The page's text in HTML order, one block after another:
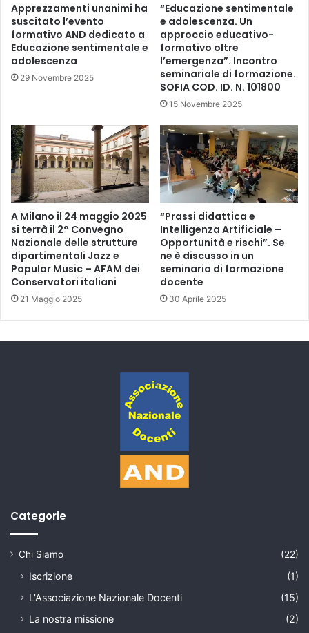
Apprezzamenti unanimi ha
suscitato l’evento
formativo AND dedicato a
Educazione sentimentale e
adolescenza
29 Novembre 2025
“Educazione sentimentale
e adolescenza. Un
approccio educativo-
formativo oltre
l’emergenza”. Incontro
seminariale di formazione.
SOFIA COD. ID. N. 101800
15 Novembre 2025
A Milano il 24 maggio 2025
si terrà il 2° Convegno
Nazionale delle strutture
dipartimentali Jazz e
Popular Music – AFAM dei
Conservatori italiani
21 Maggio 2025
“Prassi didattica e
Intelligenza Artificiale –
Opportunità e rischi”. Se
ne è discusso in un
seminario di formazione
docente
30 Aprile 2025
Categorie
Chi Siamo (22)
Iscrizione
(1)
L'Associazione Nazionale Docenti
(15)
La nostra missione
(2)